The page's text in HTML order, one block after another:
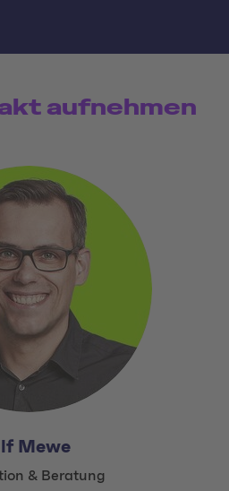
aufnehmen
Mewe
& Beratung